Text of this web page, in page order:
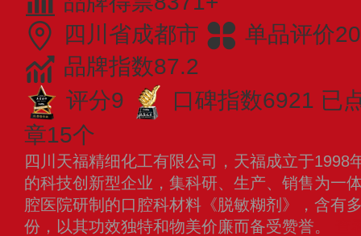
四川省成都市
单品评价
品牌指数87.2
评分9
口碑指数6921 已
章15个
四川天福精细化工有限公司，天福成立于1998
的科技创新型企业，集科研、生产、销售为一
腔医院研制的口腔科材料《脱敏糊剂》，含有
份，以其功效独特和物美价廉而备受赞誉。